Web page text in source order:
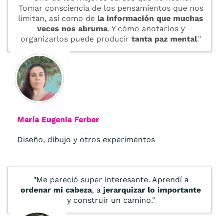
Tomar consciencia de los pensamientos que nos
limitan, así como de la información que muchas
veces nos abruma. Y cómo anotarlos y
organizarlos puede producir tanta paz mental."
María Eugenia Ferber
Diseño, dibujo y otros experimentos
"Me pareció super interesante. Aprendí a
ordenar mi cabeza, a jerarquizar lo importante
y construir un camino."